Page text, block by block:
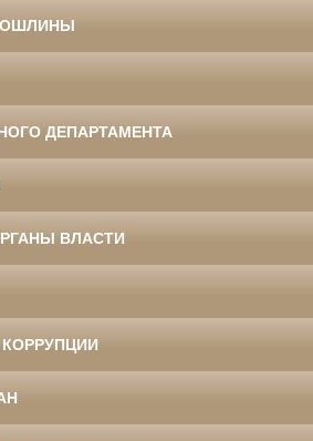
ДЕПАРТАМЕНТА
ВЛАСТИ